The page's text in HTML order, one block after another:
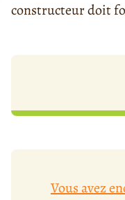
constructeur doit
Vous avez